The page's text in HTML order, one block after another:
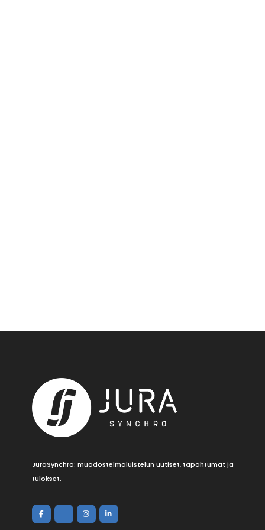
JuraSynchro: muodostelmaluistelun uutiset, tapahtumat ja
tulokset.